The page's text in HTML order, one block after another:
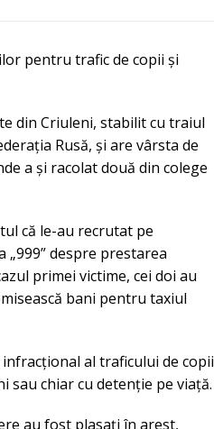
pentru trafic de copii și
din Criuleni, stabilit cu traiul
Rusă, și are vârsta de
a și racolat două din colege
că le-au recrutat pe
despre prestarea
primei victime, cei doi au
bani pentru taxiul
al traficului de copii
sau chiar cu detenție pe viață.
au fost plasați în arest,